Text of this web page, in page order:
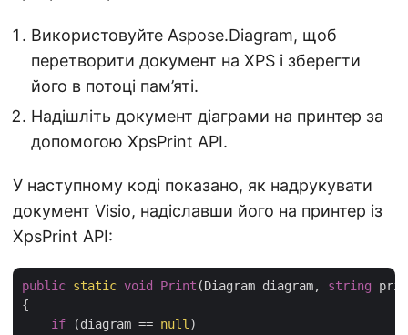
Використовуйте Aspose.Diagram, щоб
перетворити документ на XPS і зберегти
його в потоці пам’яті.
Надішліть документ діаграми на принтер за
допомогою XpsPrint API.
У наступному коді показано, як надрукувати
документ Visio, надіславши його на принтер із
XpsPrint API:
public static void Print (Diagram diagram, string
{
if (diagram == null )